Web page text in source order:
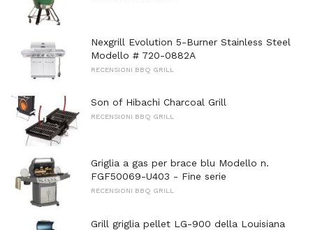
Nexgrill Evolution 5-Burner Stainless Steel
Modello # 720-0882A
RECENSIONI BBQ GRILL
Son of Hibachi Charcoal Grill
RECENSIONI BBQ GRILL
Griglia a gas per brace blu Modello n.
FGF50069-U403 - Fine serie
RECENSIONI BBQ GRILL
Grill griglia pellet LG-900 della Louisiana